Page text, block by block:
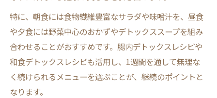
デトックスレシピで腸活をサポートする方
法
忙しい日もできる簡単デトックスメニュー
腸内環境改善に役立つデトックス料理
和食を通じた優しいデトックス習慣の始め方
特に、朝食には食物繊維豊富なサラダや味噌汁を、昼食
や夕食には野菜中心のおかずやデトックススープを組み
合わせることがおすすめです。腸内デトックスレシピや
和食デトックスレシピも活用し、1週間を通して無理な
く続けられるメニューを選ぶことが、継続のポイントと
なります。